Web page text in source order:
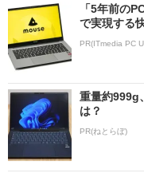
「5年前の
で実現する
PR(ITmedia PC
重量約999g
は？
PR(ねとらぼ)